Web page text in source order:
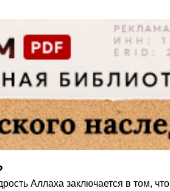
Аллаха заключается в том,